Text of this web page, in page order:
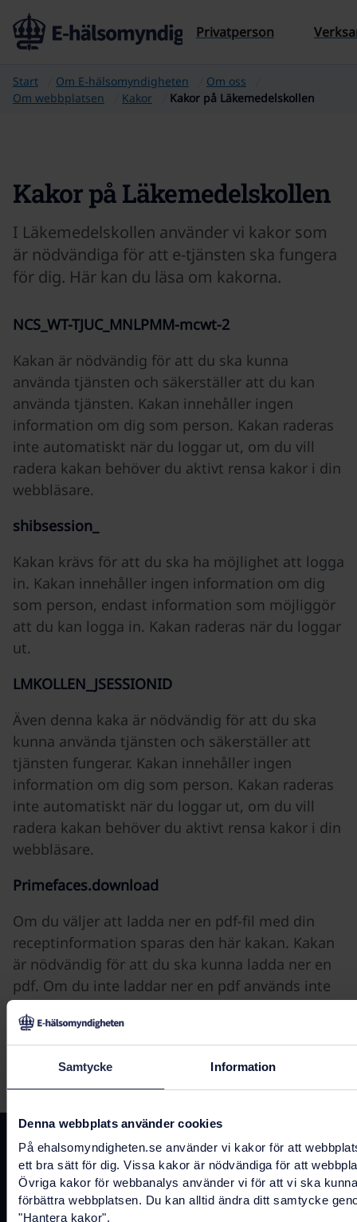
Samtycke Information
Denna webbplats använder cookies
På ehalsomyndigheten.se använder vi kakor för att
ett bra sätt för dig. Vissa kakor är nödvändiga för att
Övriga kakor för webbanalys använder vi för att vi ska
förbättra webbplatsen. Du kan alltid ändra ditt samtycke
"Hantera kakor".
Till sidans innehåll
Privatperson
Start Om E‑hälsomyndigheten
Om oss
Om webbplatsen
Kakor Kakor på Läkemedelskollen
Kakor på Läkemedelskollen
I Läkemedelskollen använder vi kakor som
är nödvändiga för att e-tjänsten ska fungera
för dig. Här kan du läsa om kakorna.
NCS_WT-TJUC_MNLPMM-mcwt-2
Kakan är nödvändig för att du ska kunna
använda tjänsten och säkerställer att du kan
använda tjänsten. Kakan innehåller ingen
information om dig som person. Kakan raderas
inte automatiskt när du loggar ut, om du vill
radera kakan behöver du aktivt rensa kakor i din
webbläsare.
shibsession_
Kakan krävs för att du ska ha möjlighet att logga
in. Kakan innehåller ingen information om dig
som person, endast information som möjliggör
att du kan logga in. Kakan raderas när du loggar
ut.
LMKOLLEN_JSESSIONID
Även denna kaka är nödvändig för att du ska
kunna använda tjänsten och säkerställer att
tjänsten fungerar. Kakan innehåller ingen
information om dig som person. Kakan raderas
inte automatiskt när du loggar ut, om du vill
radera kakan behöver du aktivt rensa kakor i din
webbläsare.
Primefaces.download
Om du väljer att ladda ner en pdf-fil med din
receptinformation sparas den här kakan. Kakan
är nödvändig för att du ska kunna ladda ner en
pdf. Om du inte laddar ner en pdf används inte
Kontakta oss
registrator@ehalsomyndigheten.se
Tel.0771-766 200